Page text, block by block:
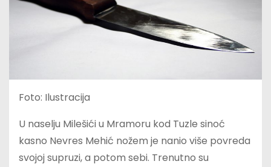
Foto: Ilustracija
U naselju Milešići u Mramoru kod Tuzle sinoć
kasno Nevres Mehić nožem je nanio više povreda
svojoj supruzi, a potom sebi. Trenutno su